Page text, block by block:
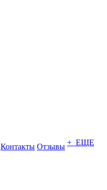
Контакты Отзывы + ЕЩЕ